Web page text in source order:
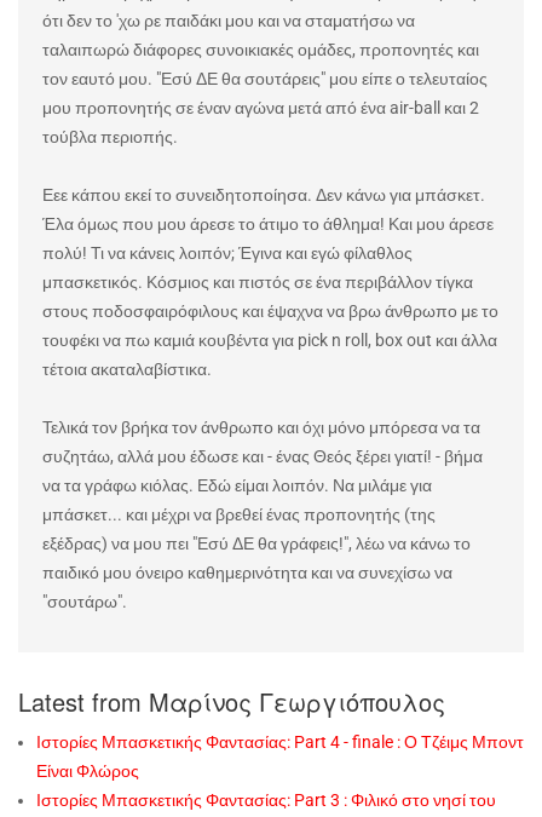
ότι δεν το 'χω ρε παιδάκι μου και να σταματήσω να
ταλαιπωρώ διάφορες συνοικιακές ομάδες, προπονητές και
τον εαυτό μου. "Εσύ ΔΕ θα σουτάρεις" μου είπε ο τελευταίος
μου προπονητής σε έναν αγώνα μετά από ένα air-ball και 2
τούβλα περιοπής.
Εεε κάπου εκεί το συνειδητοποίησα. Δεν κάνω για μπάσκετ.
Έλα όμως που μου άρεσε το άτιμο το άθλημα! Και μου άρεσε
πολύ! Τι να κάνεις λοιπόν; Έγινα και εγώ φίλαθλος
μπασκετικός. Κόσμιος και πιστός σε ένα περιβάλλον τίγκα
στους ποδοσφαιρόφιλους και έψαχνα να βρω άνθρωπο με το
τουφέκι να πω καμιά κουβέντα για pick n roll, box out και άλλα
τέτοια ακαταλαβίστικα.
Τελικά τον βρήκα τον άνθρωπο και όχι μόνο μπόρεσα να τα
συζητάω, αλλά μου έδωσε και - ένας Θεός ξέρει γιατί! - βήμα
να τα γράφω κιόλας. Εδώ είμαι λοιπόν. Να μιλάμε για
μπάσκετ... και μέχρι να βρεθεί ένας προπονητής (της
εξέδρας) να μου πει "Εσύ ΔΕ θα γράφεις!", λέω να κάνω το
παιδικό μου όνειρο καθημερινότητα και να συνεχίσω να
"σουτάρω".
Latest from Μαρίνος Γεωργιόπουλος
Ιστορίες Μπασκετικής Φαντασίας: Part 4 - finale : Ο Τζέιμς Μποντ
Είναι Φλώρος
Ιστορίες Μπασκετικής Φαντασίας: Part 3 : Φιλικό στο νησί του